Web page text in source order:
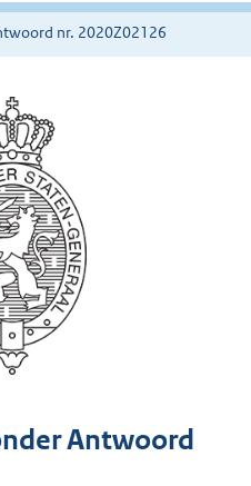
nr. 2020Z02126
Antwoord